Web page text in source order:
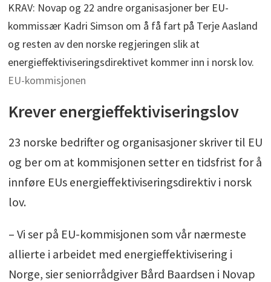
KRAV: Novap og 22 andre organisasjoner ber EU-
kommissær Kadri Simson om å få fart på Terje Aasland
og resten av den norske regjeringen slik at
energieffektiviseringsdirektivet kommer inn i norsk lov.
EU-kommisjonen
Krever energieffektiviseringslov
23 norske bedrifter og organisasjoner skriver til EU
og ber om at kommisjonen setter en tidsfrist for å
innføre EUs energieffektiviseringsdirektiv i norsk
lov.
– Vi ser på EU-kommisjonen som vår nærmeste
allierte i arbeidet med energieffektivisering i
Norge, sier seniorrådgiver Bård Baardsen i Novap